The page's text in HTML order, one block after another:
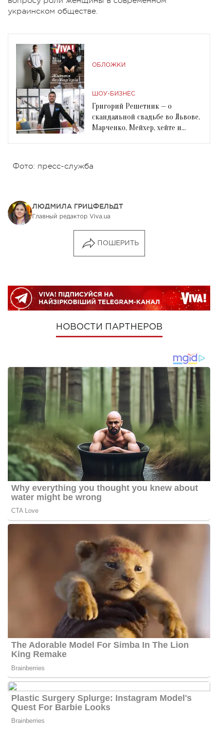
украинском обществе.
ОБЛОЖКИ
ШОУ-БИЗНЕС
Григорий Решетник — о
скандальной свадьбе во Львове,
Марченко, Мейхер, хейте и
Фото: пресс-служба
ЛЮДМИЛА ГРИЦФЕЛЬДТ
Главный редактор Viva.ua
ПОШЕРИТЬ
НОВОСТИ ПАРТНЕРОВ